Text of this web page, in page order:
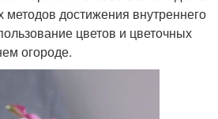
достижения внутреннего
цветов и цветочных
огороде.